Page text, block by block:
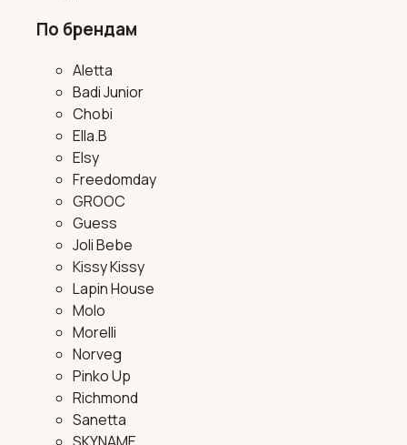
По брендам
Aletta
Badi Junior
Chobi
Ella.B
Elsy
Freedomday
GROOC
Guess
Joli Bebe
Kissy Kissy
Lapin House
Molo
Morelli
Norveg
Pinko Up
Richmond
Sanetta